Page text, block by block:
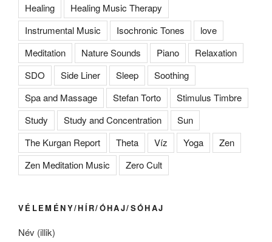
Healing
Healing Music Therapy
Instrumental Music
Isochronic Tones
love
Meditation
Nature Sounds Piano
Relaxation
SDO
Side Liner Sleep
Soothing
Spa and Massage
Stefan Torto
Stimulus Timbre
Study
Study and Concentration
Sun
The Kurgan Report
Theta Víz Yoga
Zen
Zen Meditation Music
Zero Cult
VÉLEMÉNY/HÍR/ÓHAJ/SÓHAJ
Név (illik)